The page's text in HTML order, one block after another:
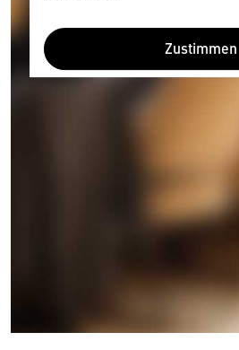
Zustimmen
Wir benötigen Ihre
Hier würden wir Ihnen gerne
Inhalt anzeigen. Dafür
Ihre Zustimmung, da Ihr
personenbezogene
und Nutzerverhalten mitunter
amerikanischen Anbietern